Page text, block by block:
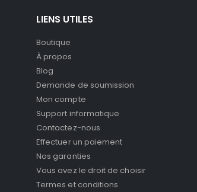
LIENS UTILES
Boutique
À propos
Blog
Demande de soumission
Mon compte
Support informatique
Contactez-nous
Effectuer un paiement
Nos garanties
Vous avez le droit de choisir
Termes et conditions